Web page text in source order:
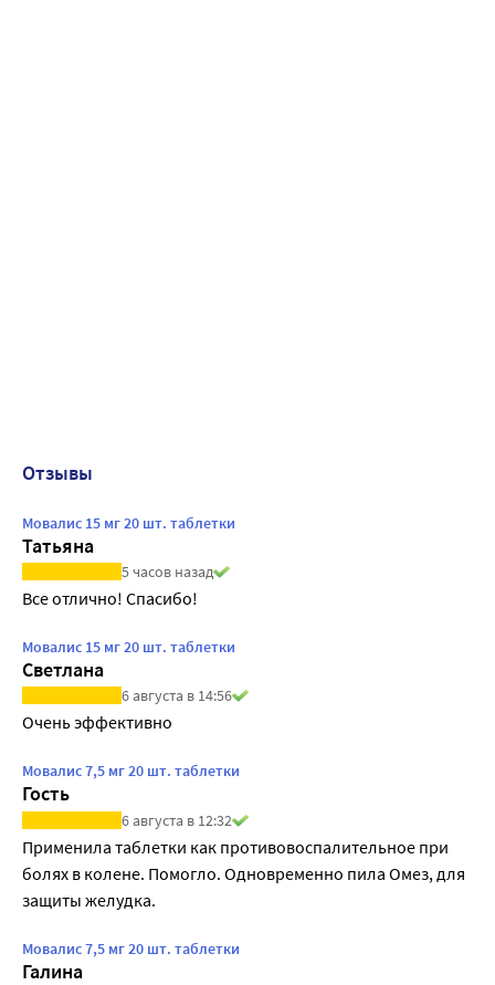
Отзывы
Мовалис 15 мг 20 шт. таблетки
Татьяна
5 часов назад
Все отлично! Спасибо!
Мовалис 15 мг 20 шт. таблетки
Светлана
6 августа в 14:56
Очень эффективно
Мовалис 7,5 мг 20 шт. таблетки
Гость
6 августа в 12:32
Применила таблетки как противовоспалительное при
болях в колене. Помогло. Одновременно пила Омез, для
защиты желудка.
Мовалис 7,5 мг 20 шт. таблетки
Галина